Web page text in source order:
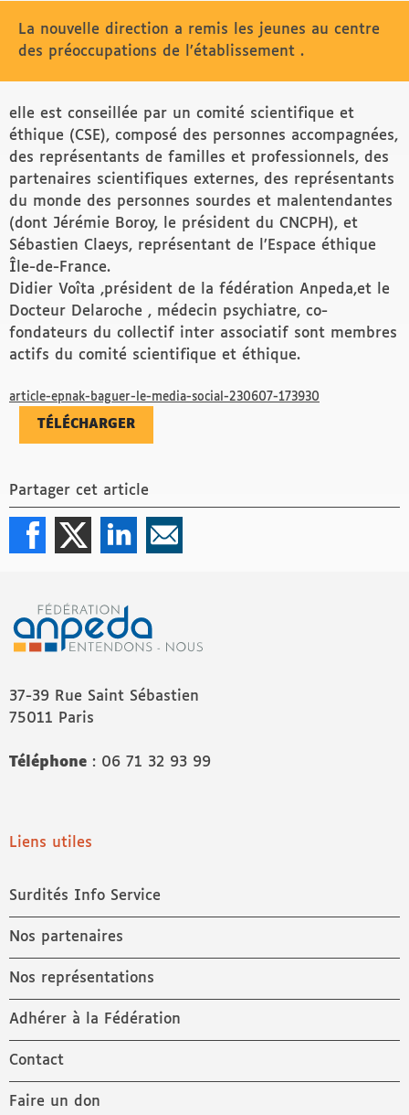
La nouvelle direction a remis les jeunes au centre
des préoccupations de l’établissement .
elle est conseillée par un comité scientifique et
éthique (CSE), composé des personnes accompagnées,
des représentants de familles et professionnels, des
partenaires scientifiques externes, des représentants
du monde des personnes sourdes et malentendantes
(dont Jérémie Boroy, le président du CNCPH), et
Sébastien Claeys, représentant de l’Espace éthique
Île-de-France.
Didier Voîta ,président de la fédération Anpeda,et le
Docteur Delaroche , médecin psychiatre, co-
fondateurs du collectif inter associatif sont membres
actifs du comité scientifique et éthique.
article-epnak-baguer-le-media-social-230607-173930
TÉLÉCHARGER
Partager cet article
37-39 Rue Saint Sébastien
75011 Paris
Téléphone : 06 71 32 93 99
Liens utiles
Surdités Info Service
Nos partenaires
Nos représentations
Adhérer à la Fédération
Contact
Faire un don